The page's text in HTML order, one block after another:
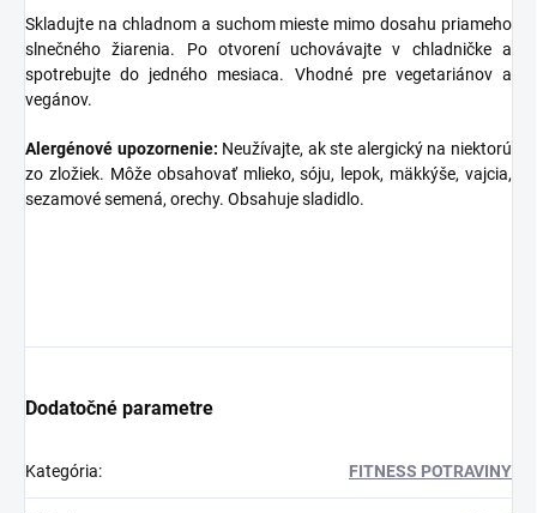
Skladujte na chladnom a suchom mieste mimo dosahu priameho
slnečného žiarenia. Po otvorení uchovávajte v chladničke a
spotrebujte do jedného mesiaca. Vhodné pre vegetariánov a
vegánov.
Alergénové upozornenie: Neužívajte, ak ste alergický na niektorú
zo zložiek. Môže obsahovať mlieko, sóju, lepok, mäkkýše, vajcia,
sezamové semená, orechy. Obsahuje sladidlo.
Dodatočné parametre
Kategória: FITNESS POTRAVINY